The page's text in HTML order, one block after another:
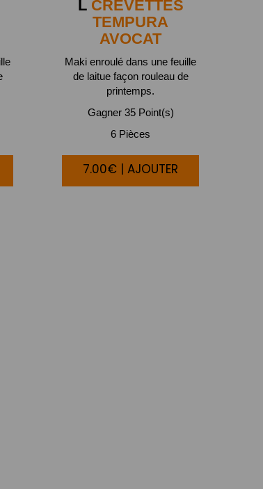
LCREVETTES
TEMPURA
AVOCAT
Maki enroulé dans une feuille
de laitue façon rouleau de
printemps.
Gagner 35 Point(s)
6 Pièces
7.00€ | AJOUTER